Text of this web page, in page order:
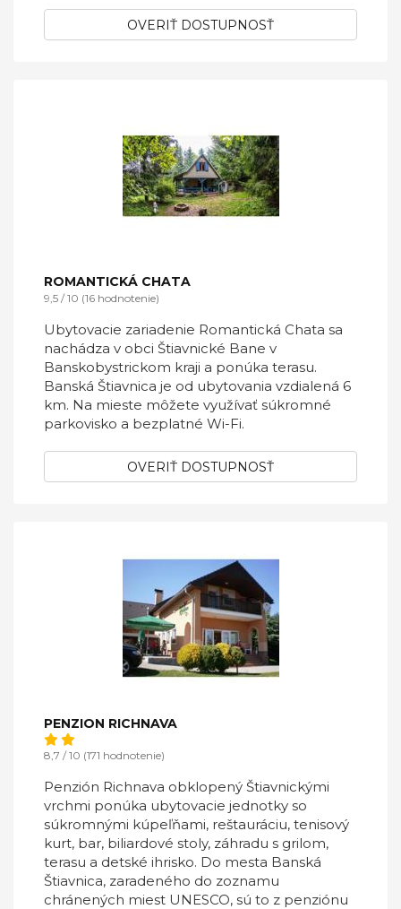
OVERIŤ DOSTUPNOSŤ
ROMANTICKÁ CHATA
9,5 / 10 (16 hodnotenie)
Ubytovacie zariadenie Romantická Chata sa
nachádza v obci Štiavnické Bane v
Banskobystrickom kraji a ponúka terasu.
Banská Štiavnica je od ubytovania vzdialená 6
km. Na mieste môžete využívať súkromné
parkovisko a bezplatné Wi-Fi.
OVERIŤ DOSTUPNOSŤ
PENZION RICHNAVA
8,7 / 10 (171 hodnotenie)
Penzión Richnava obklopený Štiavnickými
vrchmi ponúka ubytovacie jednotky so
súkromnými kúpeľňami, reštauráciu, tenisový
kurt, bar, biliardové stoly, záhradu s grilom,
terasu a detské ihrisko. Do mesta Banská
Štiavnica, zaradeného do zoznamu
chránených miest UNESCO, sú to z penziónu